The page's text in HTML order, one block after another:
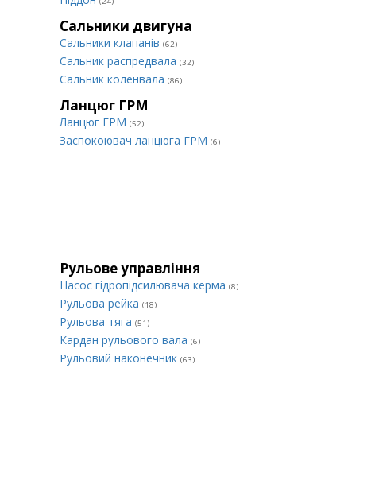
Сальники двигуна
Сальники клапанів (62)
Сальник распредвала (32)
Сальник коленвала (86)
Ланцюг ГРМ
Ланцюг ГРМ (52)
Заспокоювач ланцюга ГРМ (6)
Рульове управління
Насос гідропідсилювача керма (8)
Рульова рейка (18)
Рульова тяга (51)
Кардан рульового вала (6)
Рульовий наконечник (63)